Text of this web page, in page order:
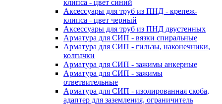
клипса - цвет синий
Аксессуары для труб из ПНД - крепеж-
клипса - цвет черный
Аксессуары для труб из ПНД двустенных
Арматура для СИП - вязки спиральные
Арматура для СИП - гильзы, наконечники,
колпачки
Арматура для СИП - зажимы анкерные
Арматура для СИП - зажимы
ответвительные
Арматура для СИП - изолированная скоба,
адаптер для заземления, ограничитель